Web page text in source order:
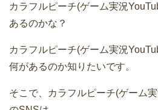
カラフルピーチ(ゲーム実況
あるのかな？
カラフルピーチ(ゲーム実況
何があるのか知りたいです。
そこで、カラフルピーチ(ゲーム